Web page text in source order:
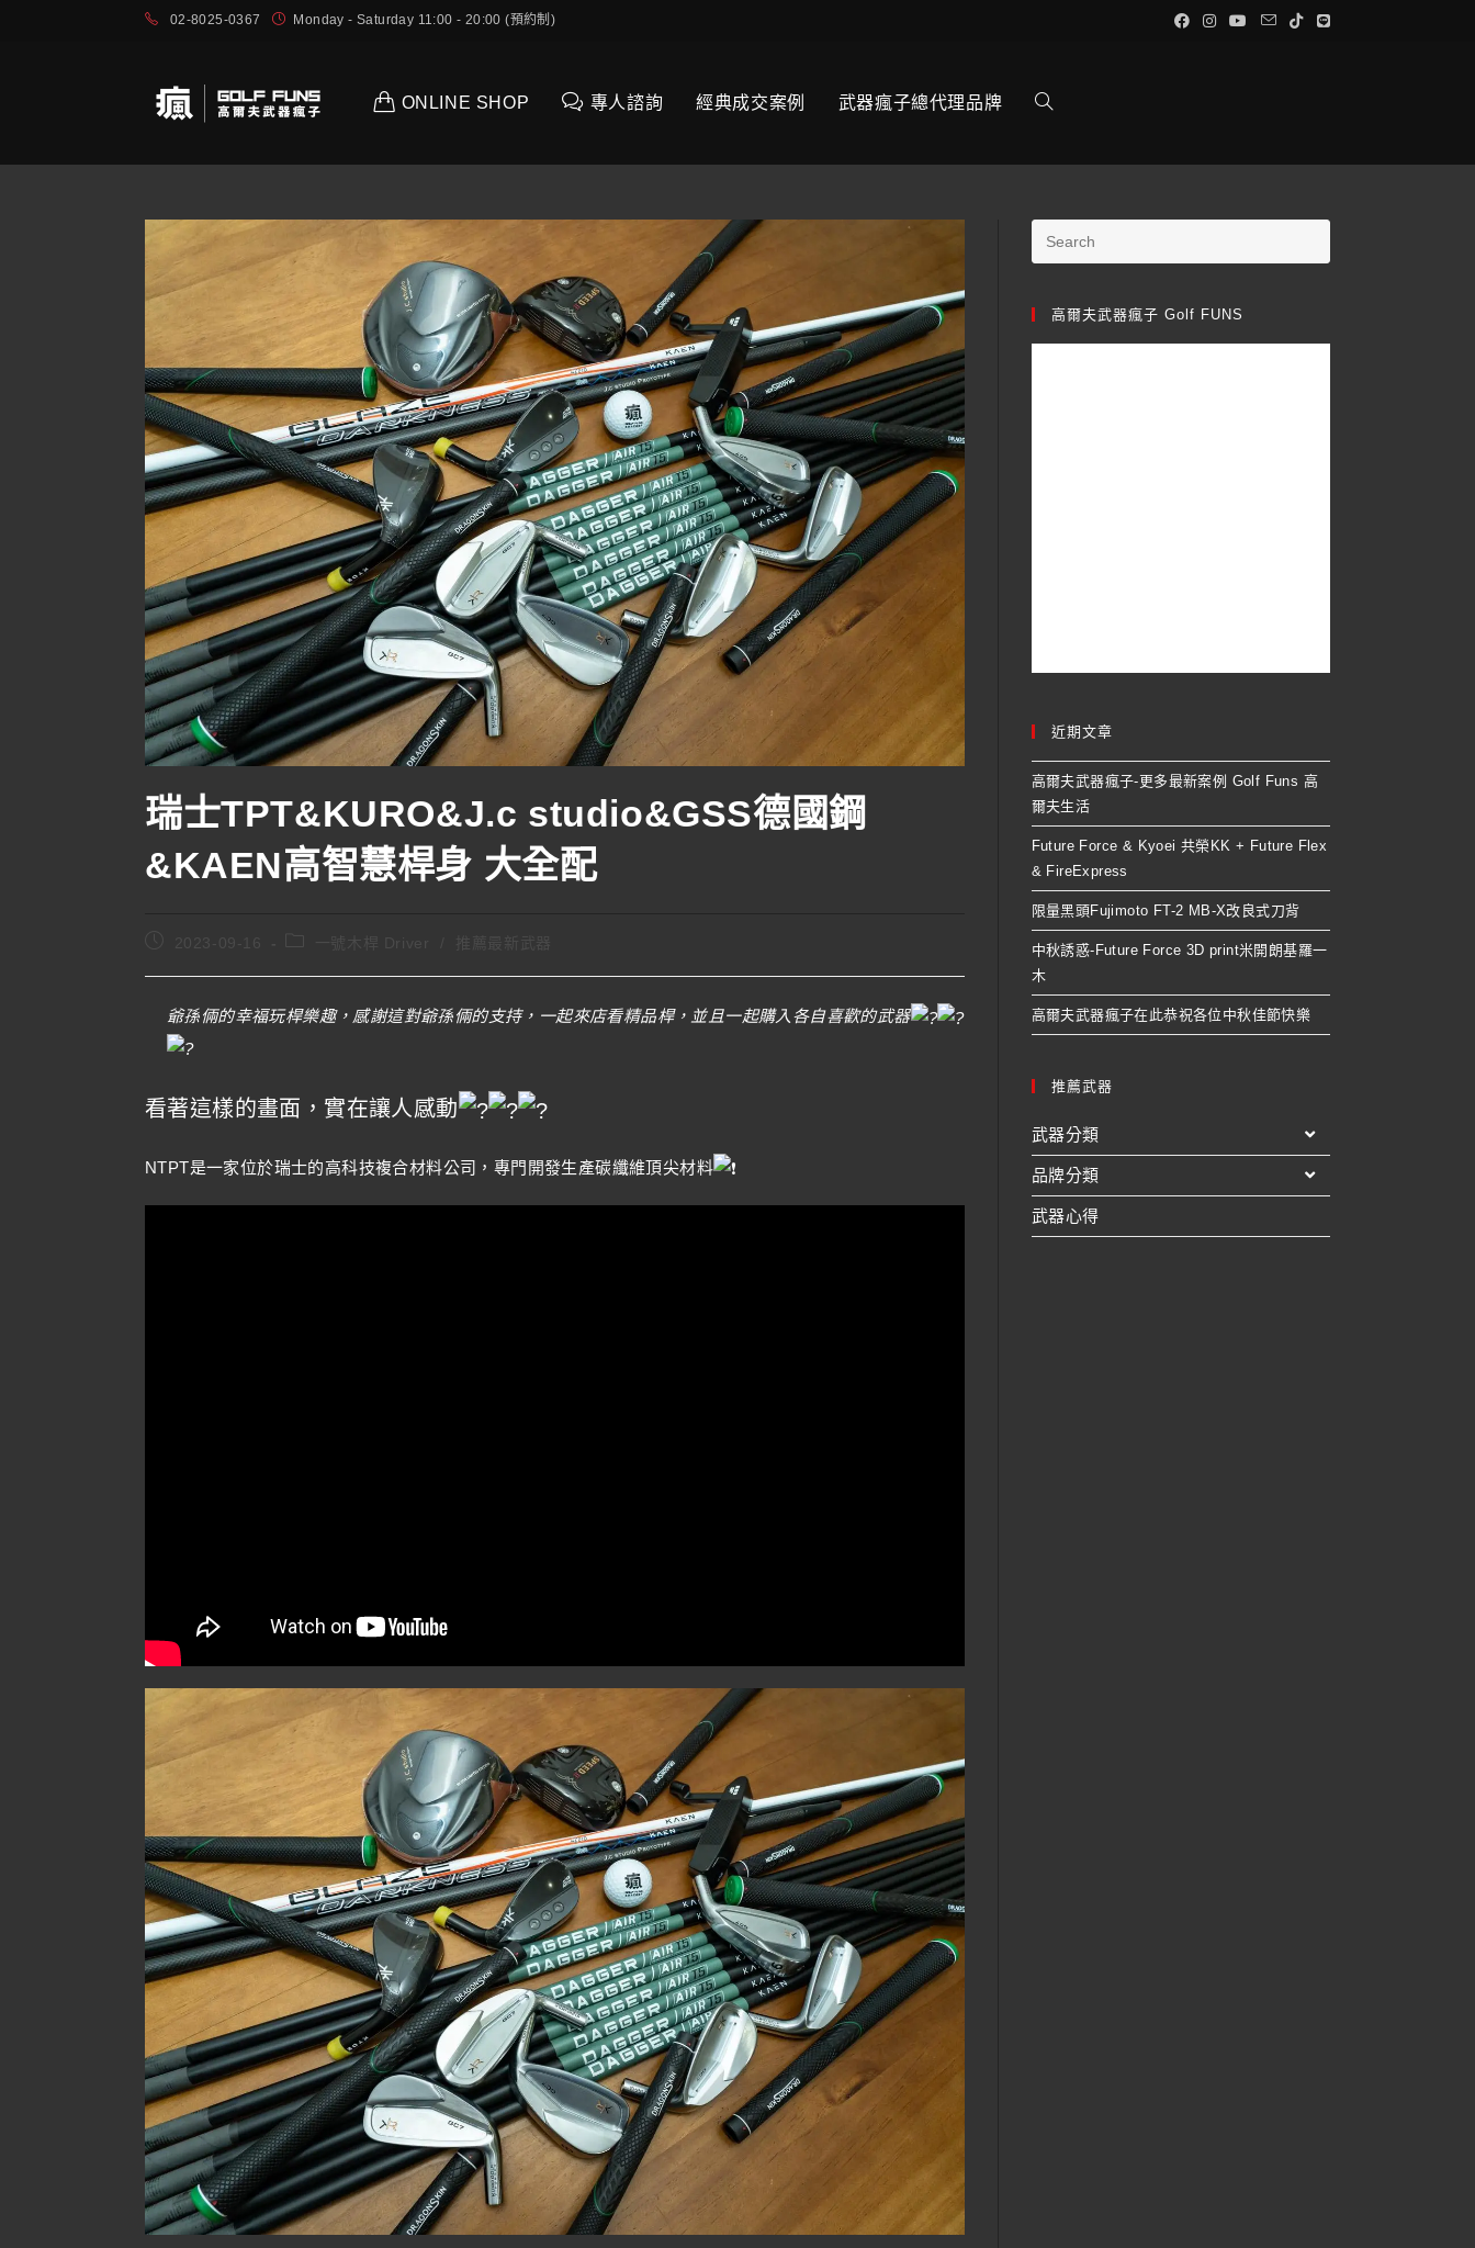
02-8025-0367 Monday - Saturday 11:00 - 20:00 (預約制)
ONLINE SHOP 專人諮詢 經典成交案例 武器瘋子總代理品牌
瑞士TPT&KURO&J.c studio&GSS德國鋼
&KAEN高智慧桿身 大全配
2023-09-16
爺孫倆的幸福玩桿樂趣，感謝這對爺孫倆的支持，一起來店看精品桿，並且一起購入各自喜歡的武器
看著這樣的畫面，實在讓人感動
NTPT是一家位於瑞士的高科技複合材料公司，專門開發生產碳纖維頂尖材料
高爾夫武器瘋子 Golf FUNS
近期文章
高爾夫武器瘋子-更多最新案例 Golf Funs 高
爾夫生活
Future Force & Kyoei 共榮KK + Future Flex
& FireExpress
限量黑頭Fujimoto FT-2 MB-X改良式刀背
中秋誘惑-Future Force 3D print米開朗基羅一
木
高爾夫武器瘋子在此恭祝各位中秋佳節快樂
推薦武器
武器分類
品牌分類
武器心得